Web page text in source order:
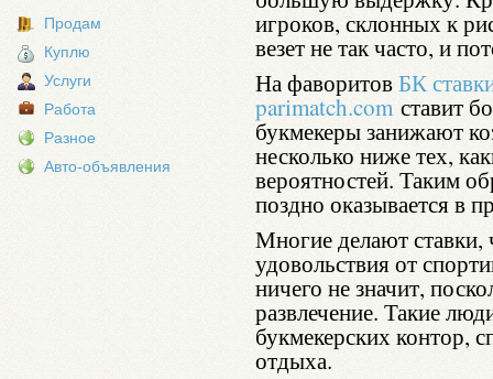
Продам
Куплю
Услуги
Работа
Разное
Авто-объявления
игроков, склонных к
везет не так часто, и
На фаворитовБК
parimatch.comставит
букмекеры занижают
несколько ниже тех,
вероятностей. Таким
поздно оказывается в
Многие делают
удовольствия от
ничего не значит,
развлечение. Такие
букмекерских контор,
отдыха.